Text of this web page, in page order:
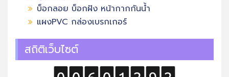
บ็อกลอย บ็อกฝัง หน้ากากกันน้ำ
แผงPVC กล่องเบรกเกอร์
สถิติเว็บไซต์